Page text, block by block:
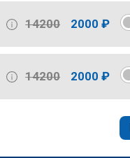
14200 2000 ₽
14200 2000 ₽